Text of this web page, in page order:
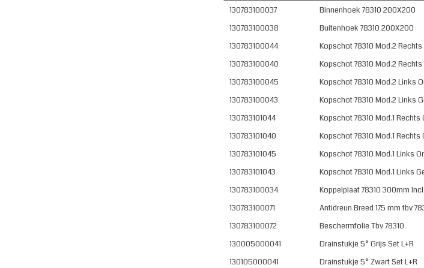
130783100037
Binnenhoek 78310 200X200
130783100038
Buitenhoek 78310 200X200
130783100044
Kopschot 78310 Mod.2 Rechts
130783100040
Kopschot 78310 Mod.2 Rechts
130783100045
Kopschot 78310 Mod.2 Links
130783100043
Kopschot 78310 Mod.2 Links
130783101044
Kopschot 78310 Mod.1 Rechts
130783101040
Kopschot 78310 Mod.1 Rechts
130783101045
Kopschot 78310 Mod.1 Links
130783101043
Kopschot 78310 Mod.1 Links
130783100034
Koppelplaat 78310 300mm
130783100071
Antidreun Breed 175 mm tbv
130783100072
Beschermfolie Tbv 78310
130005000041
Drainstukje 5° Grijs Set L+R
130105000041
Drainstukje 5° Zwart Set L+R